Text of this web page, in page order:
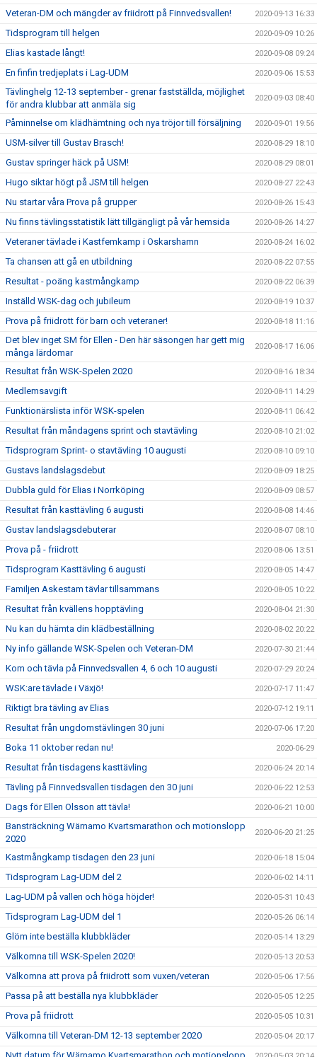
Veteran-DM och mängder av friidrott på Finnvedsvallen! 2020-09-13 16:33
Tidsprogram till helgen 2020-09-09 10:26
Elias kastade långt! 2020-09-08 09:24
En finfin tredjeplats i Lag-UDM 2020-09-06 15:53
Tävlinghelg 12-13 september - grenar fastställda, möjlighet
för andra klubbar att anmäla sig
2020-09-03 08:40
Påminnelse om klädhämtning och nya tröjor till försäljning 2020-09-01 19:56
USM-silver till Gustav Brasch! 2020-08-29 18:10
Gustav springer häck på USM! 2020-08-29 08:01
Hugo siktar högt på JSM till helgen 2020-08-27 22:43
Nu startar våra Prova på grupper 2020-08-26 15:43
Nu finns tävlingsstatistik lätt tillgängligt på vår hemsida 2020-08-26 14:27
Veteraner tävlade i Kastfemkamp i Oskarshamn 2020-08-24 16:02
Ta chansen att gå en utbildning 2020-08-22 07:55
Resultat - poäng kastmångkamp 2020-08-22 06:39
Inställd WSK-dag och jubileum 2020-08-19 10:37
Prova på friidrott för barn och veteraner! 2020-08-18 11:16
Det blev inget SM för Ellen - Den här säsongen har gett mig
många lärdomar
2020-08-17 16:06
Resultat från WSK-Spelen 2020 2020-08-16 18:34
Medlemsavgift 2020-08-11 14:29
Funktionärslista inför WSK-spelen 2020-08-11 06:42
Resultat från måndagens sprint och stavtävling 2020-08-10 21:02
Tidsprogram Sprint- o stavtävling 10 augusti 2020-08-10 09:10
Gustavs landslagsdebut 2020-08-09 18:25
Dubbla guld för Elias i Norrköping 2020-08-09 08:57
Resultat från kasttävling 6 augusti 2020-08-08 14:46
Gustav landslagsdebuterar 2020-08-07 08:10
Prova på - friidrott 2020-08-06 13:51
Tidsprogram Kasttävling 6 augusti 2020-08-05 14:47
Familjen Askestam tävlar tillsammans 2020-08-05 10:22
Resultat från kvällens hopptävling 2020-08-04 21:30
Nu kan du hämta din klädbeställning 2020-08-02 20:22
Ny info gällande WSK-Spelen och Veteran-DM 2020-07-30 21:44
Kom och tävla på Finnvedsvallen 4, 6 och 10 augusti 2020-07-29 20:24
WSK:are tävlade i Växjö! 2020-07-17 11:47
Riktigt bra tävling av Elias 2020-07-12 19:11
Resultat från ungdomstävlingen 30 juni 2020-07-06 17:20
Boka 11 oktober redan nu! 2020-06-29
Resultat från tisdagens kasttävling 2020-06-24 20:14
Tävling på Finnvedsvallen tisdagen den 30 juni 2020-06-22 12:53
Dags för Ellen Olsson att tävla! 2020-06-21 10:00
Bansträckning Wärnamo Kvartsmarathon och motionslopp
2020
2020-06-20 21:25
Kastmångkamp tisdagen den 23 juni 2020-06-18 15:04
Tidsprogram Lag-UDM del 2 2020-06-02 14:11
Lag-UDM på vallen och höga höjder! 2020-05-31 10:43
Tidsprogram Lag-UDM del 1 2020-05-26 06:14
Glöm inte beställa klubbkläder 2020-05-14 13:29
Välkomna till WSK-Spelen 2020! 2020-05-13 20:53
Välkomna att prova på friidrott som vuxen/veteran 2020-05-06 17:56
Passa på att beställa nya klubbkläder 2020-05-05 12:25
Prova på friidrott 2020-05-05 10:31
Välkomna till Veteran-DM 12-13 september 2020 2020-05-04 20:17